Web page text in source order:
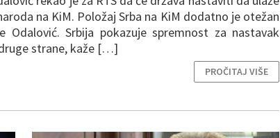
na KiM. Položaj Srba na KiM dodatno je otežan
Srbija pokazuje spremnost za nastavak
strane, kaže […]
PROČITAJ VIŠE